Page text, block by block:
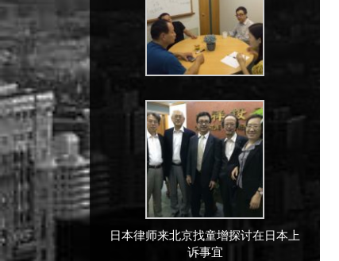
日本律师来北京找童增探讨在日本上
诉事宜